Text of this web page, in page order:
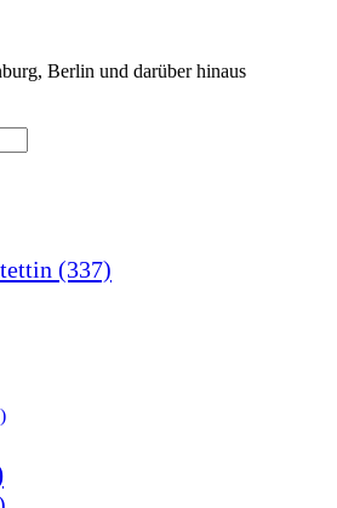
Berlin und darüber hinaus
(337)